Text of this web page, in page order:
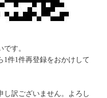
す。
1件1件再登録をおかけして
し訳ございません。よろし